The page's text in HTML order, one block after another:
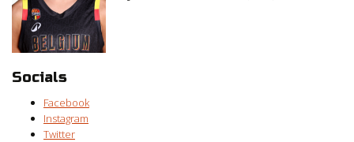
Socials
Facebook
Instagram
Twitter